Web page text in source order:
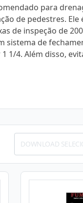
para
de pedestres. Ele
de inspeção de
sistema de
1/4. Além disso,
DOWNLOAD